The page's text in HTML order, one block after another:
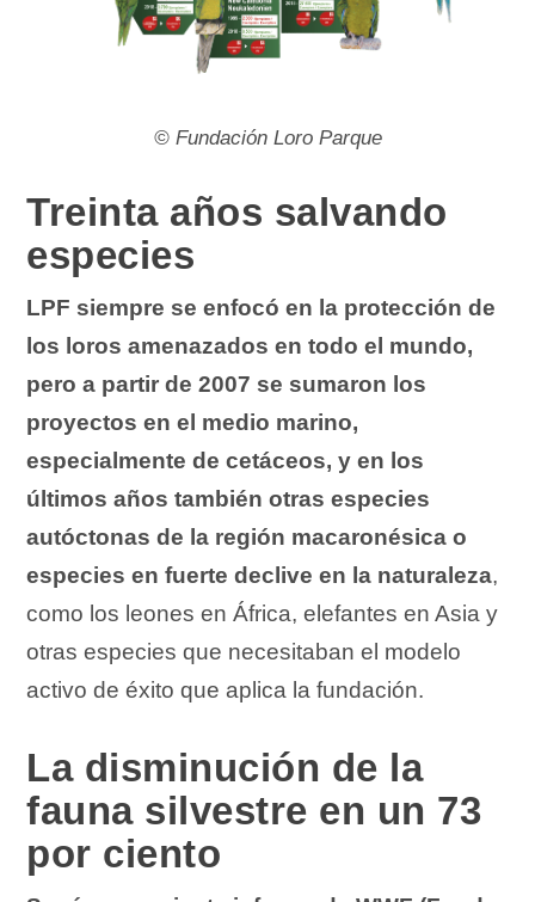
© Fundación Loro Parque
Treinta años salvando
especies
LPF siempre se enfocó en la protección de
los loros amenazados en todo el mundo,
pero a partir de 2007 se sumaron los
proyectos en el medio marino,
especialmente de cetáceos, y en los
últimos años también otras especies
autóctonas de la región macaronésica o
especies en fuerte declive en la naturaleza,
como los leones en África, elefantes en Asia y
otras especies que necesitaban el modelo
activo de éxito que aplica la fundación.
La disminución de la
fauna silvestre en un 73
por ciento